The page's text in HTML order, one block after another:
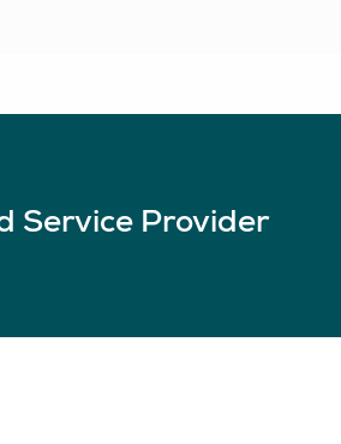
Service Provider